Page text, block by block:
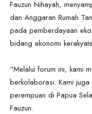
Fauzun Nihayah,
dan Anggaran Rumah
pada pemberdayaan
bidang ekonomi
“Melalui forum ini, kami
berkolaborasi. Kami
perempuan di Papua
Fauzun.